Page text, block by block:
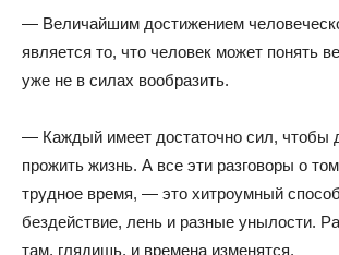
— Величайшим достижением
является то, что человек может понять
уже не в силах вообразить.
— Каждый имеет достаточно сил, чтобы
прожить жизнь. А все эти разговоры о
трудное время, — это хитроумный
бездействие, лень и разные унылости.
там, глядишь, и времена изменятся.